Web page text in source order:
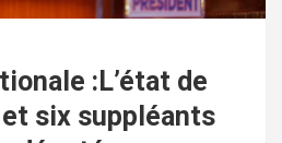
:L’état de
six suppléants